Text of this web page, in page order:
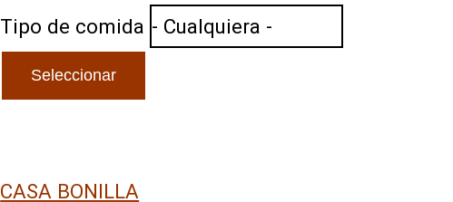
Tipo de comida
CASA BONILLA